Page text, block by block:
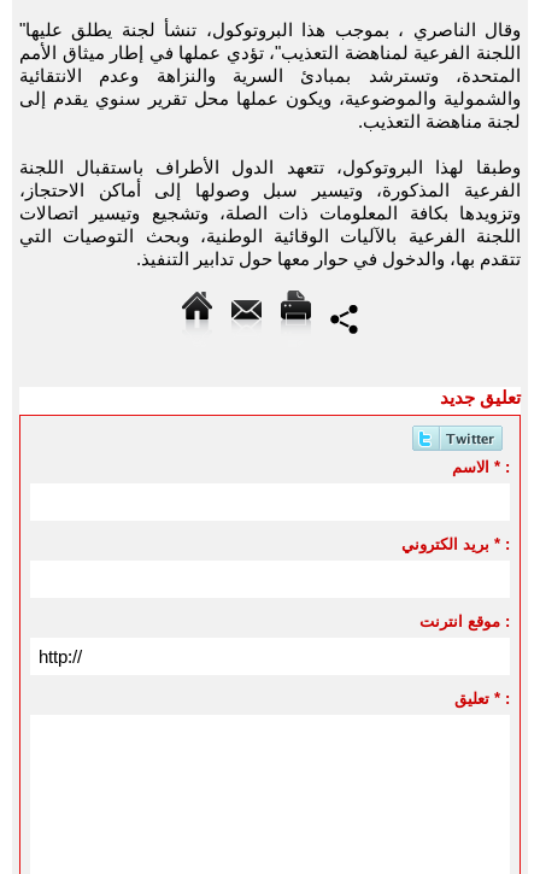
وقال الناصري ، بموجب هذا البروتوكول، تنشأ لجنة يطلق عليها"
اللجنة الفرعية لمناهضة التعذيب"، تؤدي عملها في إطار ميثاق الأمم
المتحدة، وتسترشد بمبادئ السرية والنزاهة وعدم الانتقائية
والشمولية والموضوعية، ويكون عملها محل تقرير سنوي يقدم إلى
لجنة مناهضة التعذيب.
وطبقا لهذا البروتوكول، تتعهد الدول الأطراف باستقبال اللجنة
الفرعية المذكورة، وتيسير سبل وصولها إلى أماكن الاحتجاز،
وتزويدها بكافة المعلومات ذات الصلة، وتشجيع وتيسير اتصالات
اللجنة الفرعية بالآليات الوقائية الوطنية، وبحث التوصيات التي
تتقدم بها، والدخول في حوار معها حول تدابير التنفيذ.
تعليق جديد
الاسم * :
بريد الكتروني * :
موقع انترنت :
تعليق * :